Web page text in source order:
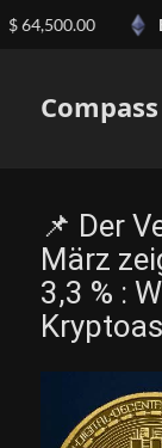
📌 Der
März
3,3 % :